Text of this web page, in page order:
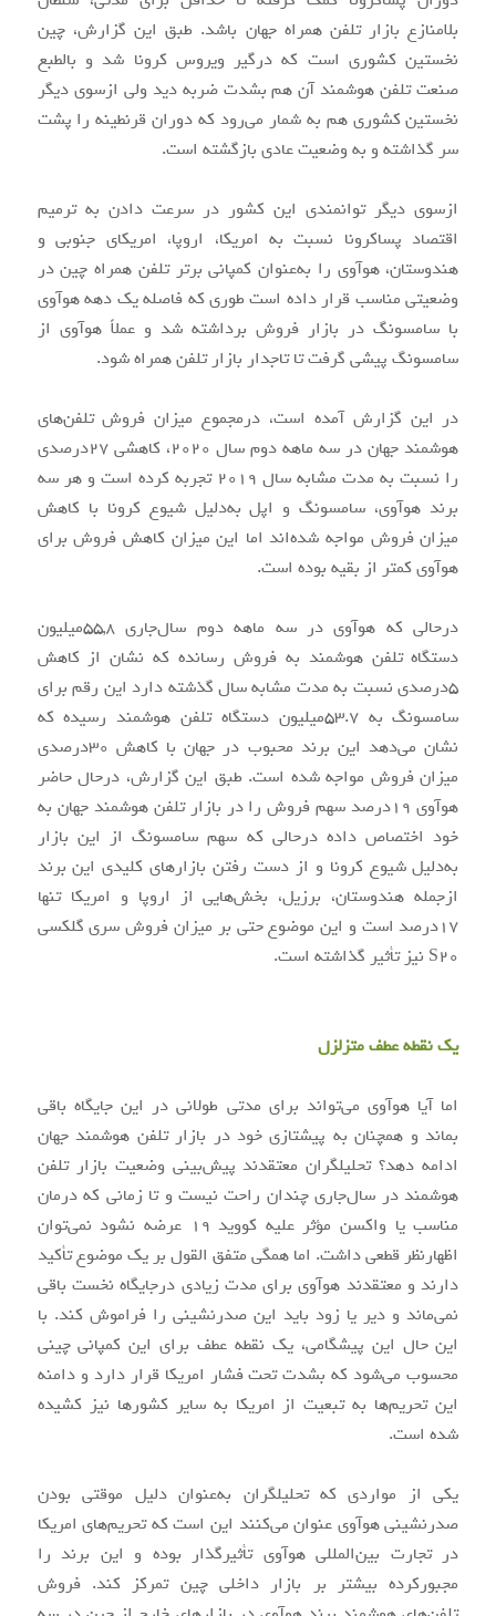
بلامنازع بازار تلفن همراه جهان باشد. طبق این گزارش، چین
نخستین کشوری است که درگیر ویروس کرونا شد و بالطبع
صنعت تلفن هوشمند آن هم بشدت ضربه دید ولی ازسوی دیگر
نخستین کشوری هم به شمار می‌رود که دوران قرنطینه را پشت
سر گذاشته و به وضعیت عادی بازگشته است.
ازسوی دیگر توانمندی این کشور در سرعت دادن به ترمیم
اقتصاد پساکرونا نسبت به امریکا، اروپا، امریکای جنوبی و
هندوستان، هوآوی را به‌عنوان کمپانی برتر تلفن همراه چین در
وضعیتی مناسب قرار داده است طوری که فاصله یک دهه هوآوی
با سامسونگ در بازار فروش برداشته شد و عملاً هوآوی از
سامسونگ پیشی گرفت تا تاجدار بازار تلفن همراه شود.
در این گزارش آمده است، درمجموع میزان فروش تلفن‌های
هوشمند جهان در سه ماهه دوم سال ۲۰۲۰، کاهشی ۲۷درصدی
را نسبت به مدت مشابه سال ۲۰۱۹ تجربه کرده است و هر سه
برند هوآوی، سامسونگ و اپل به‌دلیل شیوع کرونا با کاهش
میزان فروش مواجه شده‌اند اما این میزان کاهش فروش برای
هوآوی کمتر از بقیه بوده است.
درحالی که هوآوی در سه ماهه دوم سال‌جاری ۵۵,۸میلیون
دستگاه تلفن هوشمند به فروش رسانده که نشان از کاهش
۵درصدی نسبت به مدت مشابه سال گذشته دارد این رقم برای
سامسونگ به ۵۳.۷میلیون دستگاه تلفن هوشمند رسیده که
نشان می‌دهد این برند محبوب در جهان با کاهش ۳۰درصدی
میزان فروش مواجه شده است. طبق این گزارش، درحال حاضر
هوآوی ۱۹درصد سهم فروش را در بازار تلفن هوشمند جهان به
خود اختصاص داده درحالی که سهم سامسونگ از این بازار
به‌دلیل شیوع کرونا و از دست رفتن بازارهای کلیدی این برند
ازجمله هندوستان، برزیل، بخش‌هایی از اروپا و امریکا تنها
۱۷درصد است و این موضوع حتی بر میزان فروش سری گلکسی
S۲۰ نیز تأثیر گذاشته است.
یک نقطه عطف متزلزل
اما آیا هوآوی می‌تواند برای مدتی طولانی در این جایگاه باقی
بماند و همچنان به پیشتازی خود در بازار تلفن هوشمند جهان
ادامه دهد؟ تحلیلگران معتقدند پیش‌بینی وضعیت بازار تلفن
هوشمند در سال‌جاری چندان راحت نیست و تا زمانی که درمان
مناسب یا واکسن مؤثر علیه کووید ۱۹ عرضه نشود نمی‌توان
اظهارنظر قطعی داشت. اما همگی متفق القول بر یک موضوع تأکید
دارند و معتقدند هوآوی برای مدت زیادی درجایگاه نخست باقی
نمی‌ماند و دیر یا زود باید این صدرنشینی را فراموش کند. با
این حال این پیشگامی، یک نقطه عطف برای این کمپانی چینی
محسوب می‌شود که بشدت تحت فشار امریکا قرار دارد و دامنه
این تحریم‌ها به تبعیت از امریکا به سایر کشورها نیز کشیده
شده است.
یکی از مواردی که تحلیلگران به‌عنوان دلیل موقتی بودن
صدرنشینی هوآوی عنوان می‌کنند این است که تحریم‌های امریکا
در تجارت بین‌المللی هوآوی تأثیرگذار بوده و این برند را
مجبورکرده بیشتر بر بازار داخلی چین تمرکز کند. فروش